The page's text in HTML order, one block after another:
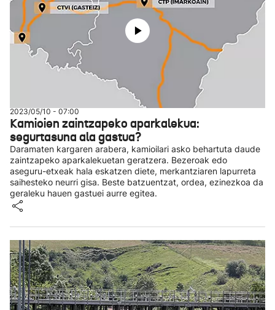
2023/05/10 - 07:00
Kamioien zaintzapeko aparkalekua:
segurtasuna ala gastua?
Daramaten kargaren arabera, kamioilari asko behartuta daude
zaintzapeko aparkalekuetan geratzera. Bezeroak edo
aseguru-etxeak hala eskatzen diete, merkantziaren lapurreta
saihesteko neurri gisa. Beste batzuentzat, ordea, ezinezkoa da
geraleku hauen gastuei aurre egitea.